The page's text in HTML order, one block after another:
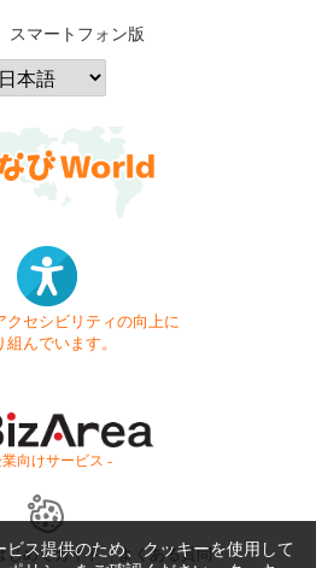
スマートフォン版
クセシビリティの向上に
組んでいます。
向けサービス -
じめてガイド よくある質問
ス提供のため、クッキーを使用して